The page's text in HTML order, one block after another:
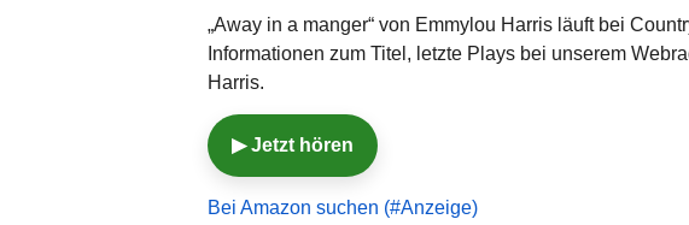
„Away in a manger“ von Emmylou Harris läuft bei
Informationen zum Titel, letzte Plays bei unserem
Harris.
▶ Jetzt hören
Bei Amazon suchen (#Anzeige)